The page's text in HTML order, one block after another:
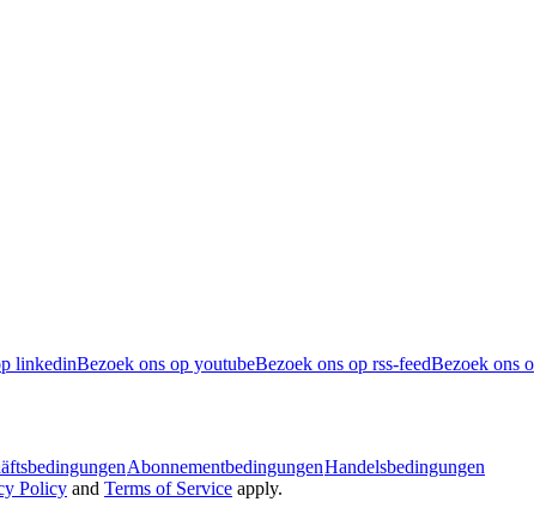
linkedinBezoek ons op youtubeBezoek ons op rss-feedBezoek ons
AbonnementbedingungenHandelsbedingungen
Policy and Terms of Service apply.